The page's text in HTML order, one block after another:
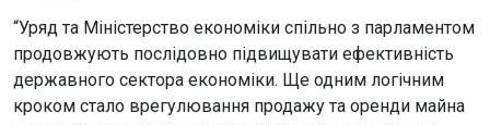
“Уряд та Міністерство економіки спільно з парламентом
продовжують послідовно підвищувати ефективність
державного сектора економіки. Ще одним логічним
кроком стало врегулювання продажу та оренди майна